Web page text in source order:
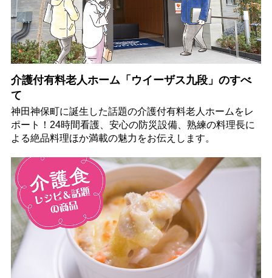
介護付有料老人ホーム「ウイーザス九段」のすべ
て
神田神保町に誕生した話題の介護付有料老人ホームをレ
ポート！24時間看護、安心の防災設備、熟練の料理長に
よる絶品料理ほか満載の魅力をお伝えします。